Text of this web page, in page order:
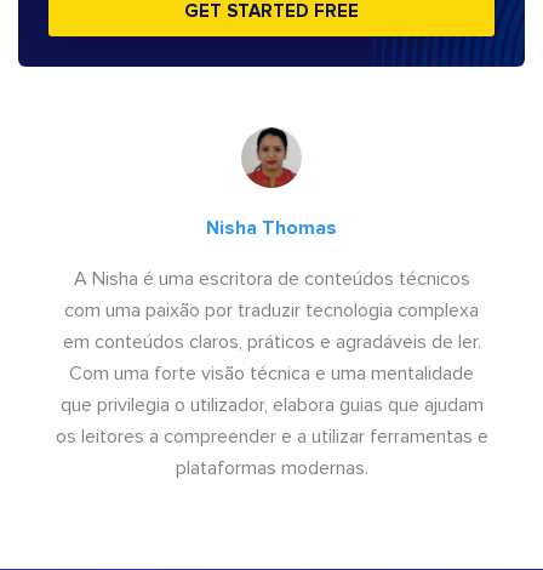
GET STARTED FREE
Nisha Thomas
A Nisha é uma escritora de conteúdos técnicos
com uma paixão por traduzir tecnologia complexa
em conteúdos claros, práticos e agradáveis de ler.
Com uma forte visão técnica e uma mentalidade
que privilegia o utilizador, elabora guias que ajudam
os leitores a compreender e a utilizar ferramentas e
plataformas modernas.